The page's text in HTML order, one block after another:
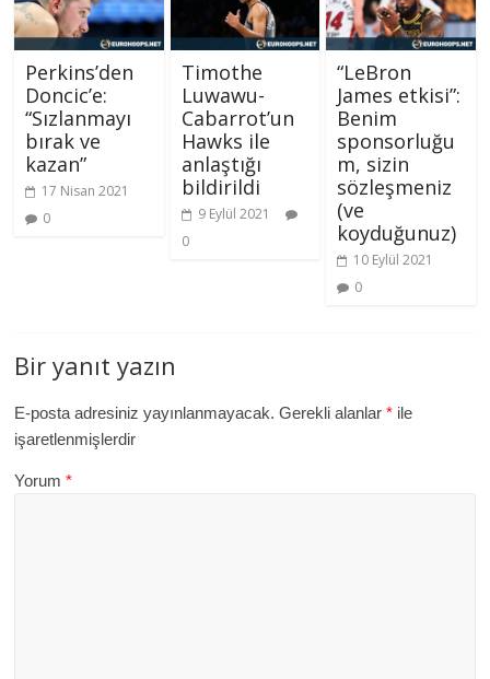
Perkins’den
Doncic’e:
“Sızlanmayı
bırak ve
kazan”
17 Nisan 2021
0
Timothe
Luwawu-
Cabarrot’un
Hawks ile
anlaştığı
bildirildi
9 Eylül 2021
0
“LeBron
James etkisi”:
Benim
sponsorluğu
m, sizin
sözleşmeniz
(ve
koyduğunuz)
10 Eylül 2021
0
Bir yanıt yazın
E-posta adresiniz yayınlanmayacak. Gerekli alanlar* ile
işaretlenmişlerdir
Yorum*